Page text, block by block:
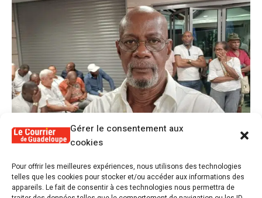
Gérer le consentement aux
cookies
Pour offrir les meilleures expériences, nous utilisons des technologies
telles que les cookies pour stocker et/ou accéder aux informations des
appareils. Le fait de consentir à ces technologies nous permettra de
1 Alex Lollia : « Cédric Cornet développait
une forme de populisme qui aurait pu se
transformer en macoutisme »